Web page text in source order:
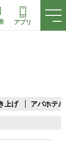
アプリ
上げ アパホテル